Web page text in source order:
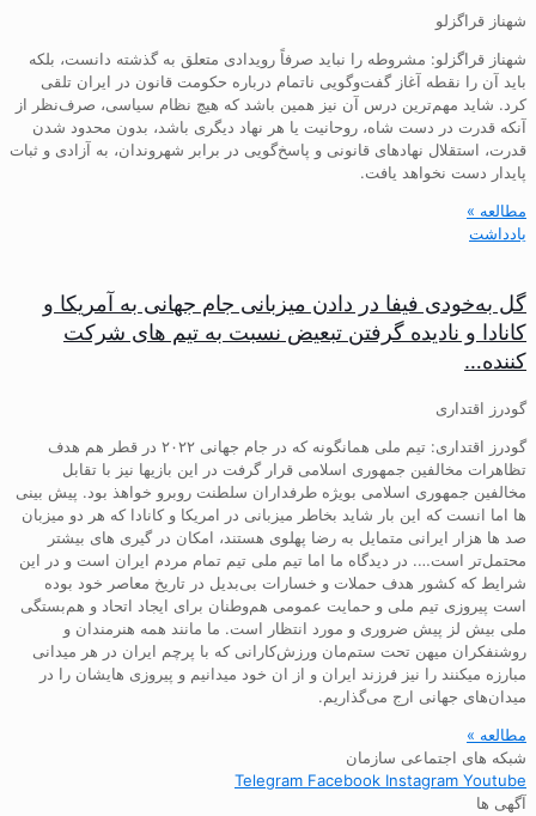
شهناز قراگزلو
شهناز قراگزلو: مشروطه را نباید صرفاً رویدادی متعلق به گذشته دانست، بلکه
باید آن را نقطه آغاز گفت‌وگویی ناتمام درباره حکومت قانون در ایران تلقی
کرد. شاید مهم‌ترین درس آن نیز همین باشد که هیچ نظام سیاسی، صرف‌نظر از
آنکه قدرت در دست شاه، روحانیت یا هر نهاد دیگری باشد، بدون محدود شدن
قدرت، استقلال نهادهای قانونی و پاسخ‌گویی در برابر شهروندان، به آزادی و ثبات
پایدار دست نخواهد یافت.
مطالعه »
یادداشت
گل به‌خودی فیفا در دادن میزبانی جام جهانی به آمریکا و
کانادا و نادیده گرفتن تبعیض نسبت به تیم های شرکت
کننده…
گودرز اقتداری
گودرز اقتداری: تیم ملی همانگونه که در جام جهانی ۲۰۲۲ در قطر هم هدف
تظاهرات مخالفین جمهوری اسلامی قرار گرفت در این بازیها نیز با تقابل
مخالفین جمهوری اسلامی بویژه طرفداران سلطنت روبرو خواهذ بود. پیش بینی
ها اما انست که این بار شاید بخاطر میزبانی در امریکا و کانادا که هر دو میزبان
صد ها هزار ایرانی متمایل به رضا پهلوی هستند، امکان در گیری های بیشتر
محتمل‌تر است…. در دیدگاه ما اما تیم ملی تیم تمام مردم ایران است و در این
شرایط که کشور هدف حملات و خسارات بی‌بدیل در تاریخ معاصر خود بوده
است پیروزی تیم ملی و حمایت عمومی هم‌وطنان برای ایجاد اتحاد و هم‌بستگی
ملی بیش لز پیش ضروری و مورد انتظار است. ما مانند همه هنرمندان و
روشنفکران میهن تحت ستم‌مان ورزش‌کارانی که با پرچم ایران در هر میدانی
مبارزه میکنند را نیز فرزند ایران و از ان خود میدانیم و پیروزی هایشان را در
میدان‌های جهانی ارج می‌گذاریم.
مطالعه »
شبکه های اجتماعی سازمان
Telegram Facebook Instagram Youtube
آگهی ها